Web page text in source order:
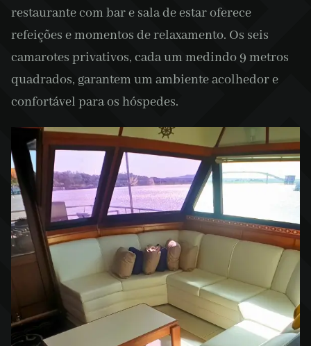
restaurante com bar e sala de estar oferece
refeições e momentos de relaxamento. Os seis
camarotes privativos, cada um medindo 9 metros
quadrados, garantem um ambiente acolhedor e
confortável para os hóspedes.